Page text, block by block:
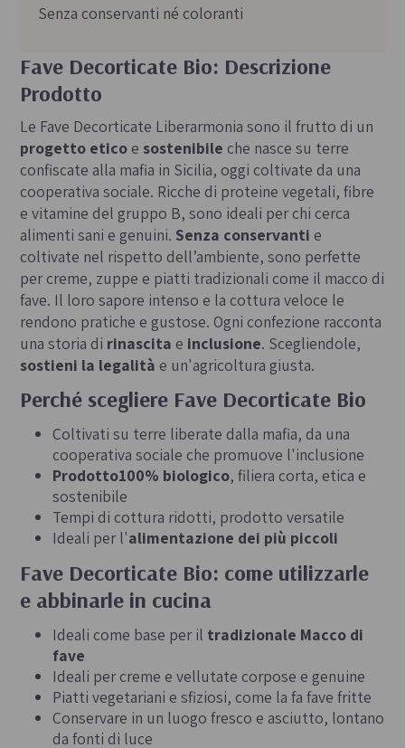
Fave Decorticate Bio: Descrizione
Prodotto
Le Fave Decorticate Liberarmonia sono il frutto di un
progetto eticoe sostenibile che nasce su terre
confiscate alla mafia in Sicilia, oggi coltivate da una
cooperativa sociale. Ricche di proteine vegetali, fibre
e vitamine del gruppo B, sono ideali per chi cerca
alimenti sani e genuini. Senza conservanti e
coltivate nel rispetto dell’ambiente, sono perfette
per creme, zuppe e piatti tradizionali come il macco di
fave. Il loro sapore intenso e la cottura veloce le
rendono pratiche e gustose. Ogni confezione racconta
una storia di rinascita e inclusione. Scegliendole,
sostieni la legalità e un'agricoltura giusta.
Perché scegliere Fave Decorticate Bio
Coltivati su terre liberate dalla mafia, da una
cooperativa sociale che promuove l'inclusione
Prodotto100% biologico, filiera corta, etica e
sostenibile
Tempi di cottura ridotti, prodotto versatile
Ideali per l'alimentazione dei più piccoli
Fave Decorticate Bio: come utilizzarle
e abbinarle in cucina
Ideali come base per il tradizionale Macco di
fave
Ideali per creme e vellutate corpose e genuine
Piatti vegetariani e sfiziosi, come la fa fave fritte
Conservare in un luogo fresco e asciutto, lontano
da fonti di luce
Senza conservanti né coloranti